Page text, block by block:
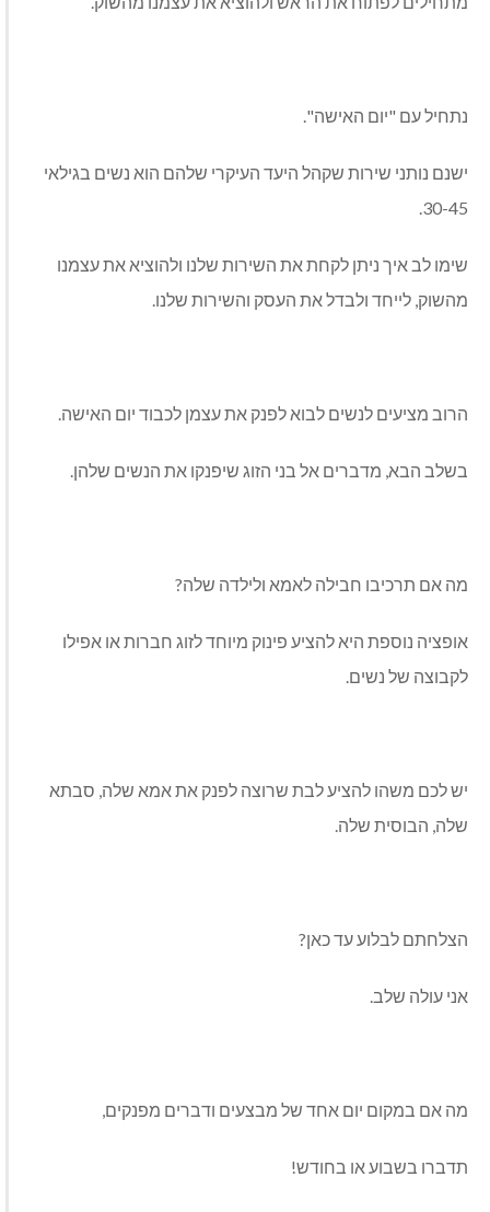
נתחיל עם "יום האישה".
ישנם נותני שירות שקהל היעד העיקרי שלהם הוא נשים בגילאי
30-45.
שימו לב איך ניתן לקחת את השירות שלנו ולהוציא את עצמנו
מהשוק, לייחד ולבדל את העסק והשירות שלנו.
הרוב מציעים לנשים לבוא לפנק את עצמן לכבוד יום האישה.
בשלב הבא, מדברים אל בני הזוג שיפנקו את הנשים שלהן.
מה אם תרכיבו חבילה לאמא ולילדה שלה?
אופציה נוספת היא להציע פינוק מיוחד לזוג חברות או אפילו
לקבוצה של נשים.
יש לכם משהו להציע לבת שרוצה לפנק את אמא שלה, סבתא
שלה, הבוסית שלה.
הצלחתם לבלוע עד כאן?
אני עולה שלב.
מה אם במקום יום אחד של מבצעים ודברים מפנקים,
תדברו בשבוע או בחודש!